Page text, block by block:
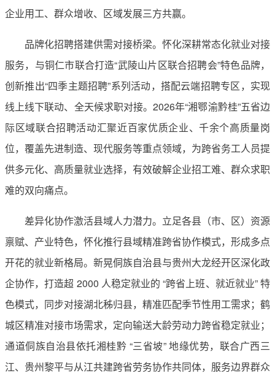
企业用工、群众增收、区域发展三方共赢。
品牌化招聘搭建供需对接桥梁。怀化深耕常态化就业对接
服务，与铜仁市联合打造“武陵山片区联合招聘会”特色品牌，
创新推出“四季主题招聘”系列活动，搭配云端招聘专区，实现
线上线下联动、全天候求职对接。2026年“湘鄂渝黔桂”五省边
际区域联合招聘活动汇聚近百家优质企业、千余个高质量岗
位，覆盖先进制造、现代服务等重点领域，为跨省务工人员提
供多元化、高质量就业选择，有效破解企业招工难、群众求职
难的双向痛点。
差异化协作激活县域人力潜力。立足各县（市、区）资源
禀赋、产业特色，怀化推行县域精准跨省协作模式，形成多点
开花的就业新格局。新晃侗族自治县与贵州大龙经开区深化政
企协作，打造超 2000 人稳定就业的 “跨省上班、就近就业” 特
色模式，同步对接湖北秭归县，精准匹配季节性用工需求；鹤
城区精准对接市场需求，定向输送大龄劳动力跨省稳定就业；
通道侗族自治县依托湘桂黔 “三省坡” 地缘优势，联合广西三
江、贵州黎平与从江共建跨省劳务协作共同体，服务边界群众